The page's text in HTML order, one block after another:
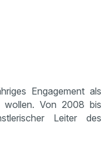
Engagement als
wollen. Von 2008 bis
Leiter des